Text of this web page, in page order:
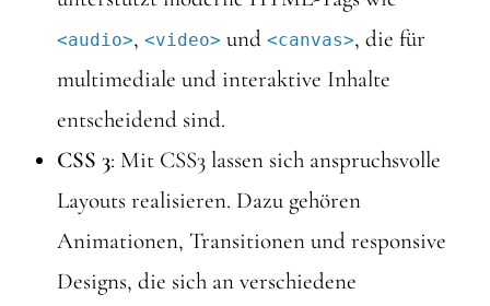
<audio>,<video> und<canvas>, die für
multimediale und interaktive Inhalte
entscheidend sind.
CSS 3: Mit CSS3 lassen sich anspruchsvolle
Layouts realisieren. Dazu gehören
Animationen, Transitionen und responsive
Designs, die sich an verschiedene